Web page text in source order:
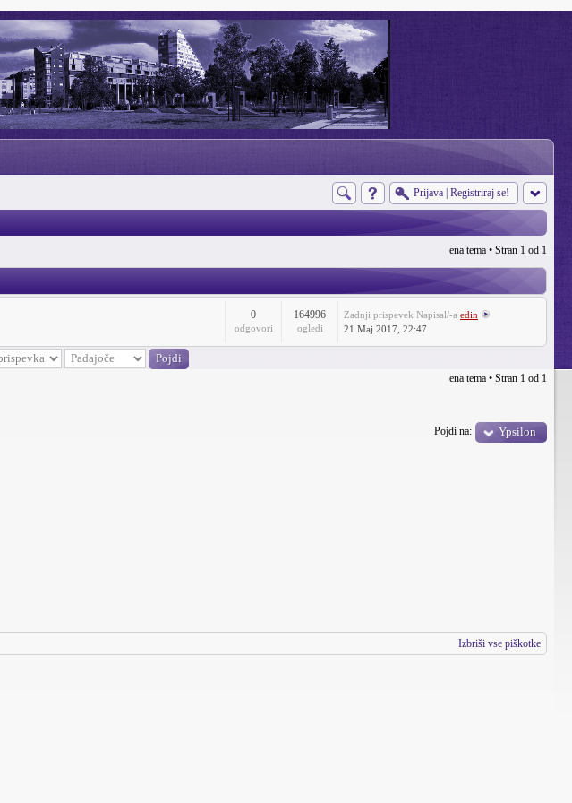
Prijava Registriraj se!
ena tema • Stran 1 od 1
0
odgovori
164996
ogledi
Zadnji prispevek Napisal/-a edin
21 Maj 2017, 22:47
ena tema • Stran 1 od 1
Pojdi na:
Ypsilon
Izbriši vse piškotke